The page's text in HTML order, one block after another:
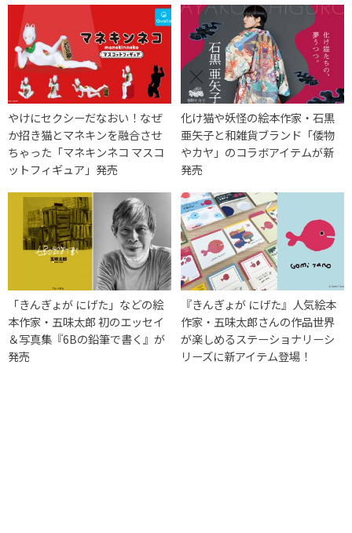
やけにセクシーだなおい！なぜ
か招き猫とマネキンを融合させ
ちゃった「マネキンネコ マスコ
ットフィギュア」発売
化け猫や妖怪の絵本作家・石黒
亜矢子と和雑貨ブランド「倭物
やカヤ」のコラボアイテムが新
発売
「きんぎょが にげた」などの絵
本作家・五味太郎 初のエッセイ
＆写真集『6Bの鉛筆で書く』が
発売
『きんぎょが にげた』人気絵本
作家・五味太郎さんの作品世界
が楽しめるステーショナリーシ
リーズに新アイテム登場！